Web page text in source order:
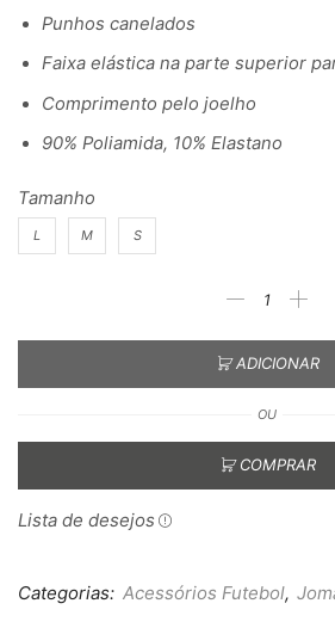
Punhos canelados
Faixa elástica na parte superior
Comprimento pelo joelho
90% Poliamida, 10% Elastano
Tamanho
L M S
ADICIONAR
OU
COMPRAR
Lista de desejos
Categorias: Acessórios Futebol,